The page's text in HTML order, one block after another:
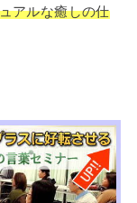
アルな癒しの仕